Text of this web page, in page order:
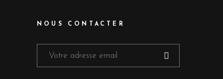
NOUS CONTACTER